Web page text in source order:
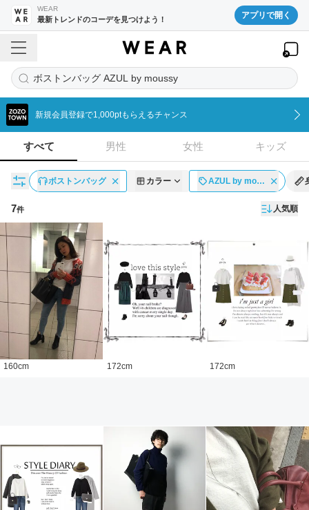
WEAR
最新トレンドのコーデを見つけよう！ アプリで開く
ボストンバッグ AZUL by moussy
新規会員登録で1,000ptもらえるチャンス
すべて 男性 女性 キッズ
ボストンバッグ カラー AZUL by mo…
7件 人気順
コーディネート一覧
160cm 172cm 172cm